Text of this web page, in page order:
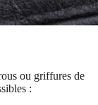
ou griffures de
: